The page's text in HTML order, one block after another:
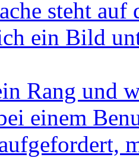
steht
ein Bild
Rang und
einem